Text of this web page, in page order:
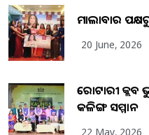
ମାଲାବାର
20 June, 2026
ରୋଟାରୀ କ୍ଲବ
କଳିଙ୍ଗ ସମ୍ମାନ
22 May, 2026